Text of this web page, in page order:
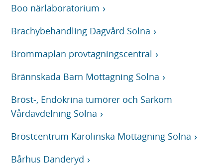
Boo närlaboratorium
Brachybehandling Dagvård Solna
Brommaplan provtagningscentral
Brännskada Barn Mottagning Solna
Bröst-, Endokrina tumörer och Sarkom
Vårdavdelning Solna
Bröstcentrum Karolinska Mottagning Solna
Bårhus Danderyd